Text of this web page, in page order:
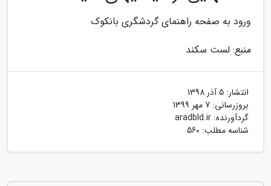
ورود به صفحه راهنمای گردشگری بانکوک
منبع: لست سکند
انتشار: 5 آذر 1398
بروزرسانی: 7 مهر 1399
گردآورنده: aradbld.ir
شناسه مطلب: 560